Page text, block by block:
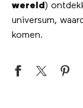
wereld )
universum,
komen.